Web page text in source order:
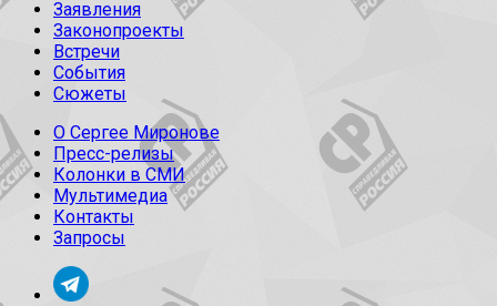
Заявления
Законопроекты
Встречи
События
Сюжеты
О Сергее Миронове
Пресс-релизы
Колонки в СМИ
Мультимедиа
Контакты
Запросы